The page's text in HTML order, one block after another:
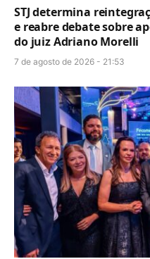
STJ determina
e reabre debate sobre
do juiz Adriano Morelli
7 de agosto de 2026 - 21:53